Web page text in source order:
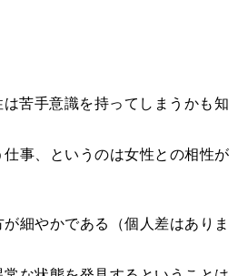
苦手意識を持ってしまうかも知
事、というのは女性との相性が
細やかである（個人差はありま